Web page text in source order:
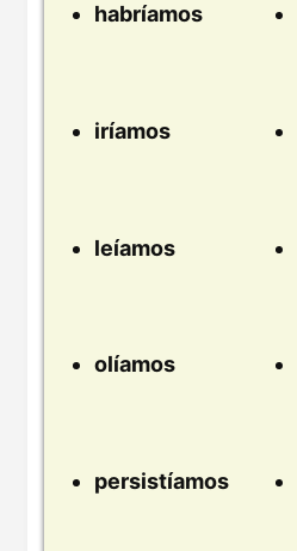
habríamos
iríamos
leíamos
olíamos
persistíamos